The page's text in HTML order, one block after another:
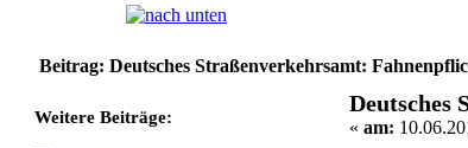
Beitrag: Deutsches Straßenverkehrsamt:
Weitere Beiträge:
Deutsches
« am: